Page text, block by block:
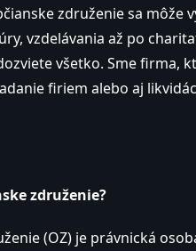
združenie sa
vzdelávania až po
všetko. Sme firma,
firiem alebo aj
združenie?
(OZ) je právnická